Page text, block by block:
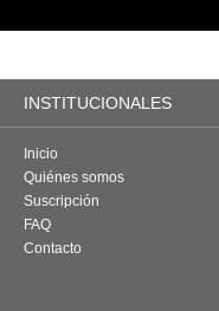
INSTITUCIONALES
Inicio
Quiénes somos
Suscripción
FAQ
Contacto